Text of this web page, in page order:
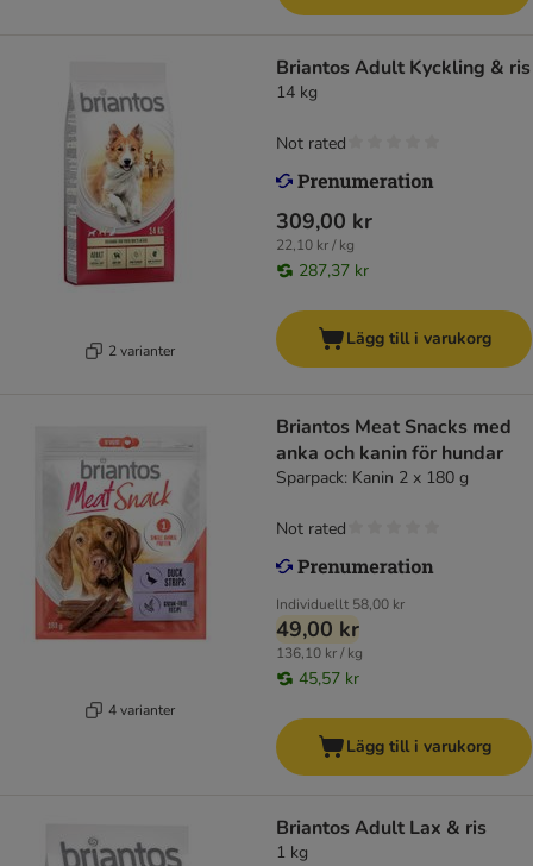
2 varianter
Briantos Adult Kyckling & ris
14 kg
309,00 kr
22,10 kr / kg
287,37 kr
Not rated
Lägg till i varukorg
4 varianter
Briantos Meat Snacks med
anka och kanin för hundar
Sparpack: Kanin 2 x 180 g
Individuellt 58,00 kr
49,00 kr
136,10 kr / kg
45,57 kr
Not rated
Lägg till i varukorg
Briantos Adult Lax & ris
1 kg